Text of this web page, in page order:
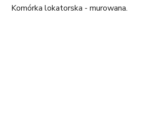
Komórka lokatorska - murowana.